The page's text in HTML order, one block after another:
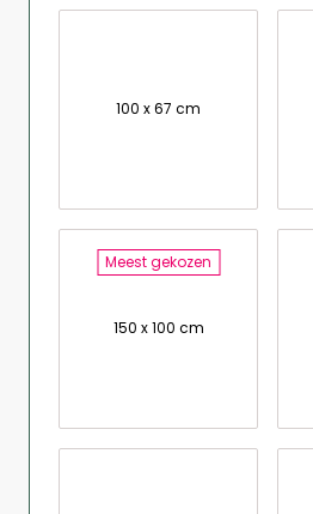
100 x 67 cm
Meest gekozen
150 x 100 cm